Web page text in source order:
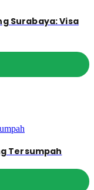
Surabaya: Visa
Tersumpah